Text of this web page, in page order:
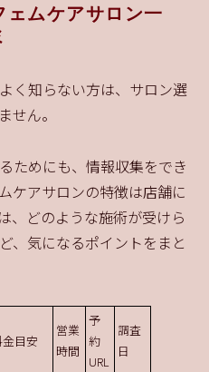
ムケアサロン一
く知らない方は、サロン選
せん。
ためにも、情報収集をでき
ケアサロンの特徴は店舗に
、どのような施術が受けら
、気になるポイントをまと
目安
営業
時間
予
約
URL
調査
日